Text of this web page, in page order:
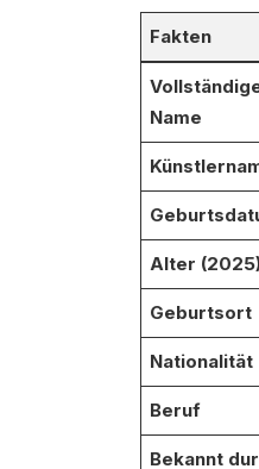
Fakten
Name
Alter
Geburtsort
Nationalität
Beruf
Bekannt